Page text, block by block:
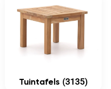
Tuintafels (3135)